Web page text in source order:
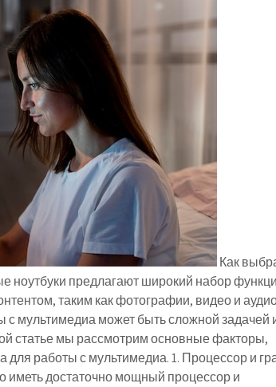
Как
ноутбуки предлагают широкий набор
таким как фотографии, видео и
мультимедиа может быть сложной задачей
статье мы рассмотрим основные факторы,
для работы с мультимедиа. 1. Процессор и
достаточно мощный процессор и